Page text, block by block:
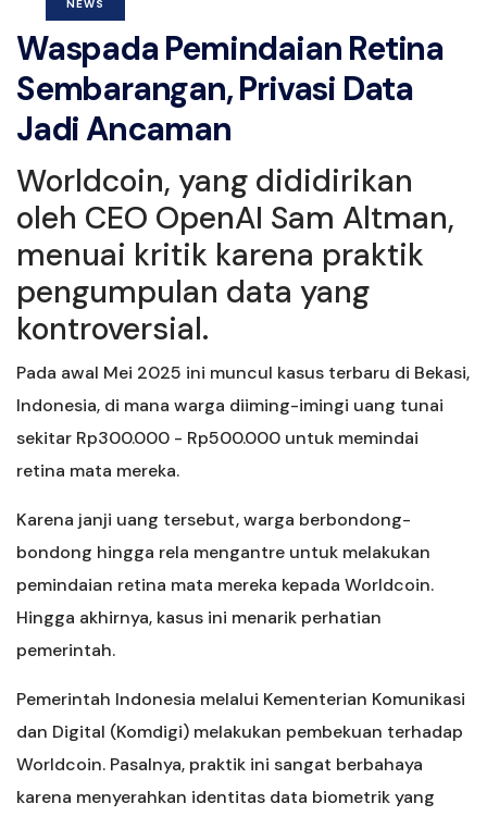
NEWS
Waspada Pemindaian Retina
Sembarangan, Privasi Data
Jadi Ancaman
Worldcoin, yang dididirikan
oleh CEO OpenAI Sam Altman,
menuai kritik karena praktik
pengumpulan data yang
kontroversial.
Pada awal Mei 2025 ini muncul kasus terbaru di Bekasi,
Indonesia, di mana warga diiming-imingi uang tunai
sekitar Rp300.000 - Rp500.000 untuk memindai
retina mata mereka.
Karena janji uang tersebut, warga berbondong-
bondong hingga rela mengantre untuk melakukan
pemindaian retina mata mereka kepada Worldcoin.
Hingga akhirnya, kasus ini menarik perhatian
pemerintah.
Pemerintah Indonesia melalui Kementerian Komunikasi
dan Digital (Komdigi) melakukan pembekuan terhadap
Worldcoin. Pasalnya, praktik ini sangat berbahaya
karena menyerahkan identitas data biometrik yang